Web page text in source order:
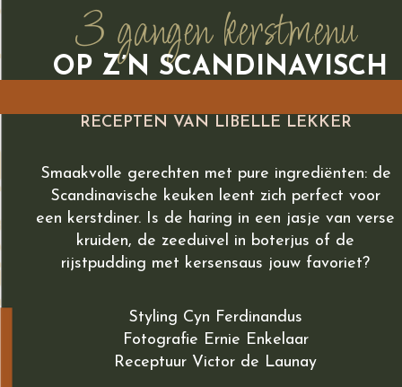
3 gangen kerstmenu
OP Z’N SCANDINAVISCH
RECEPTEN VAN LIBELLE LEKKER
Smaakvolle gerechten met pure ingrediënten: de
Scandinavische keuken leent zich perfect voor
een kerstdiner. Is de haring in een jasje van verse
kruiden, de zeeduivel in boterjus of de
rijstpudding met kersensaus jouw favoriet?
Styling Cyn Ferdinandus
Fotografie Ernie Enkelaar
Receptuur Victor de Launay